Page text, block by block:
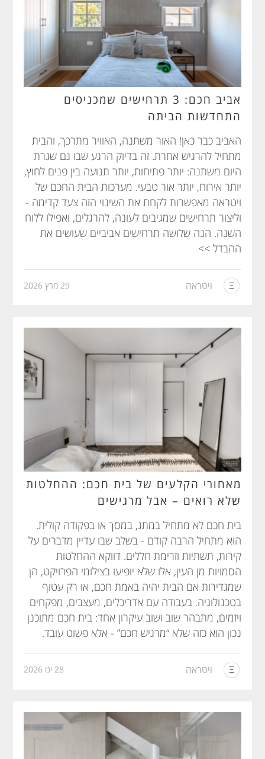
אביב חכם: 3 תרחישים שמכניסים
התחדשות הביתה
האביב כבר כאן! האור משתנה, האוויר מתרכך, והבית
מתחיל להרגיש אחרת. זה בדיוק הרגע שבו גם שגרת
היום משתנה: יותר פתיחות, יותר תנועה בין פנים לחוץ,
יותר אירוח, יותר אור טבעי. מערכות הבית החכם של
ויטראה מאפשרות לקחת את השינוי הזה צעד קדימה -
וליצור תרחישים שמגיבים לעונה, להרגלים, ואפילו ללוח
השנה. הנה שלושה תרחישים אביביים שעושים את
ההבדל >>
ויטראה 29 מרץ 2026
מאחורי הקלעים של בית חכם: ההחלטות
שלא רואים – אבל מרגישים
בית חכם לא מתחיל במתג, במסך או בפקודה קולית.
הוא מתחיל הרבה קודם - בשלב שבו עדיין מדברים על
קירות, תשתיות וזרימת חללים. דווקא ההחלטות
הסמויות מן העין, אלו שלא יופיעו בצילומי הפרויקט, הן
שמגדירות אם הבית יהיה באמת חכם, או רק עטוף
בטכנולוגיה. בעבודה עם אדריכלים, מעצבים, מפקחים
ויזמים, מתבהר שוב ושוב עיקרון אחד: בית חכם מתוכנן
נכון הוא כזה שלא “מרגיש חכם” - אלא פשוט עובד.
ויטראה 28 ינו 2026